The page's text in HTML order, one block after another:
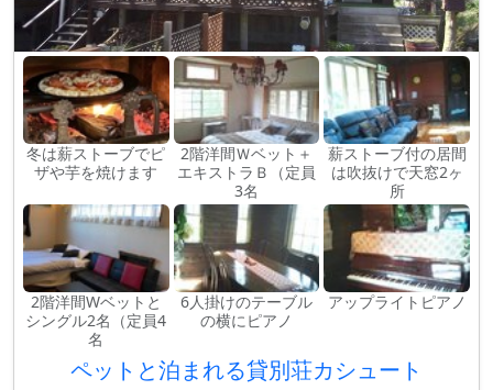
冬は薪ストーブでピ
ザや芋を焼けます
2階洋間Ｗベット＋
エキストラＢ（定員
3名
薪ストーブ付の居間
は吹抜けで天窓2ヶ
所
2階洋間Wベットと
シングル2名（定員4
名
6人掛けのテーブル
の横にピアノ
アップライトピアノ
ペットと泊まれる貸別荘カシュート